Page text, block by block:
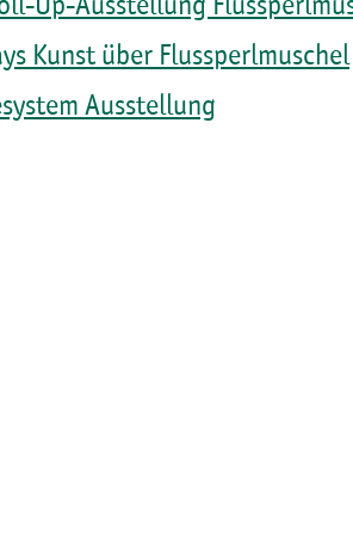
Up-Ausstellung
Kunst über Flussperlmuschel
Ausstellung